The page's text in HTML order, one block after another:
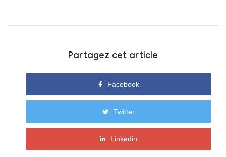
Partagez cet article
Facebook
Twitter
Linkedin